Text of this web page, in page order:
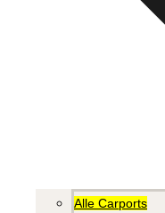
Alle Carports